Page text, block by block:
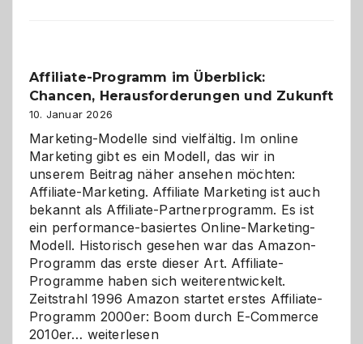
Affiliate-Programm im Überblick:
Chancen, Herausforderungen und Zukunft
10. Januar 2026
Marketing-Modelle sind vielfältig. Im online
Marketing gibt es ein Modell, das wir in
unserem Beitrag näher ansehen möchten:
Affiliate-Marketing. Affiliate Marketing ist auch
bekannt als Affiliate-Partnerprogramm. Es ist
ein performance-basiertes Online-Marketing-
Modell. Historisch gesehen war das Amazon-
Programm das erste dieser Art. Affiliate-
Programme haben sich weiterentwickelt.
Zeitstrahl 1996 Amazon startet erstes Affiliate-
Programm 2000er: Boom durch E-Commerce
2010er… Affiliate-
weiterlesen